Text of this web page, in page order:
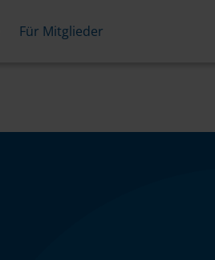
Für Mitglieder